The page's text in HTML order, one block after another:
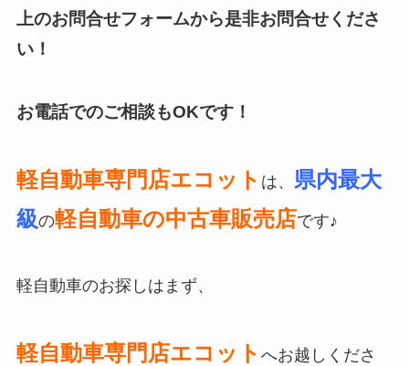
上のお問合せフォームから是非お問合せくださ
い！
お電話でのご相談もOKです！
軽自動車専門店エコット は、
県内最大
級の軽自動車の中古車販売店です♪
軽自動車のお探しはまず、
軽自動車専門店エコット へお越しくださ